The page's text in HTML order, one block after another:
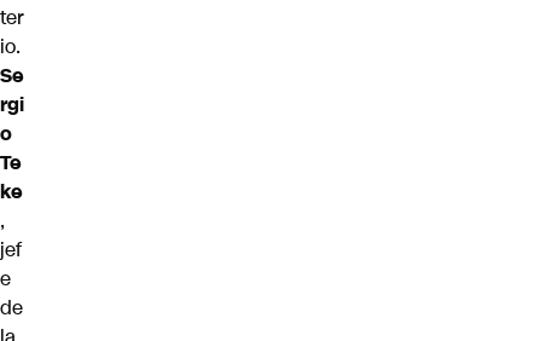
ter
io.
Se
rgi
o
Te
ke
,
jef
e
de